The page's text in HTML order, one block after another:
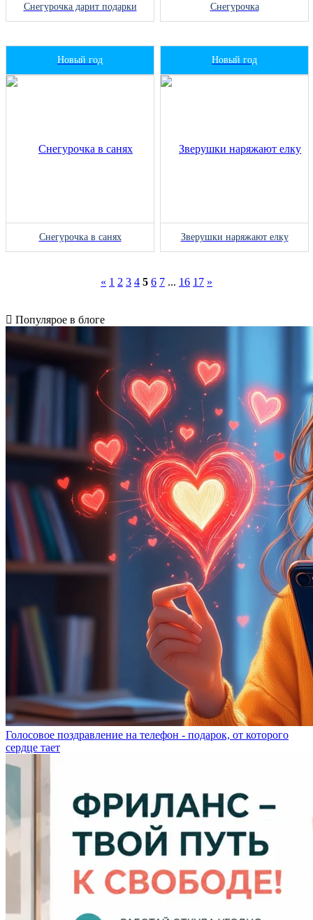
Снегурочка дарит подарки Снегурочка
Новый год
Снегурочка в санях
Новый год
Зверушки наряжают елку
« 1 2 3 4 5 6 7 ... 16 17 »
Популярое в блоге
Голосовое поздравление на телефон - подарок, от которого
сердце тает